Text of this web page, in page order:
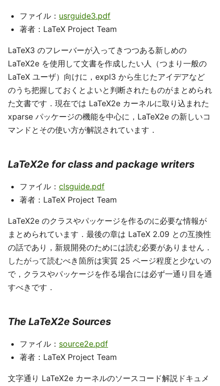
ファイル： usrguide3.pdf
著者：LaTeX Project Team
LaTeX3 のフレーバーが入ってきつつある新しめの
LaTeX2e を使用して文書を作成したい人（つまり一般の
LaTeX ユーザ）向けに，expl3 から生じたアイデアなど
のうち把握しておくとよいと判断されたものがまとめられ
た文書です．現在では LaTeX2e カーネルに取り込まれた
xparse パッケージの機能を中心に，LaTeX2e の新しいコ
マンドとその使い方が解説されています．
LaTeX2e for class and package writers
ファイル： clsguide.pdf
著者：LaTeX Project Team
LaTeX2e のクラスやパッケージを作るのに必要な情報が
まとめられています．最後の章は LaTeX 2.09 との互換性
の話であり，新規開発のためには読む必要がありません．
したがって読むべき箇所は実質 25 ページ程度と少ないの
で，クラスやパッケージを作る場合には必ず一通り目を通
すべきです．
The LaTeX2e Sources
ファイル： source2e.pdf
著者：LaTeX Project Team
文字通り LaTeX2e カーネルのソースコード解説ドキュメ